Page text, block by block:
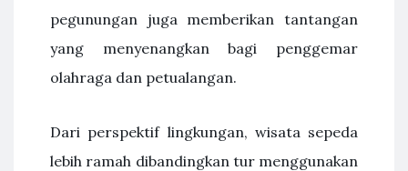
pegunungan juga memberikan tantangan
yang menyenangkan bagi penggemar
olahraga dan petualangan.
Dari perspektif lingkungan, wisata sepeda
lebih ramah dibandingkan tur menggunakan